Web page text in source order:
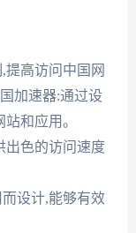
提高访问中国网
加速器:通过设
和应用。
出色的访问速度
设计,能够有效